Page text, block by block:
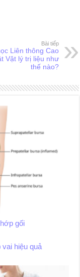
Bài tiếp
Liên thông Cao
Vật lý trị liệu như
thế nào?
gối
hiệu quả